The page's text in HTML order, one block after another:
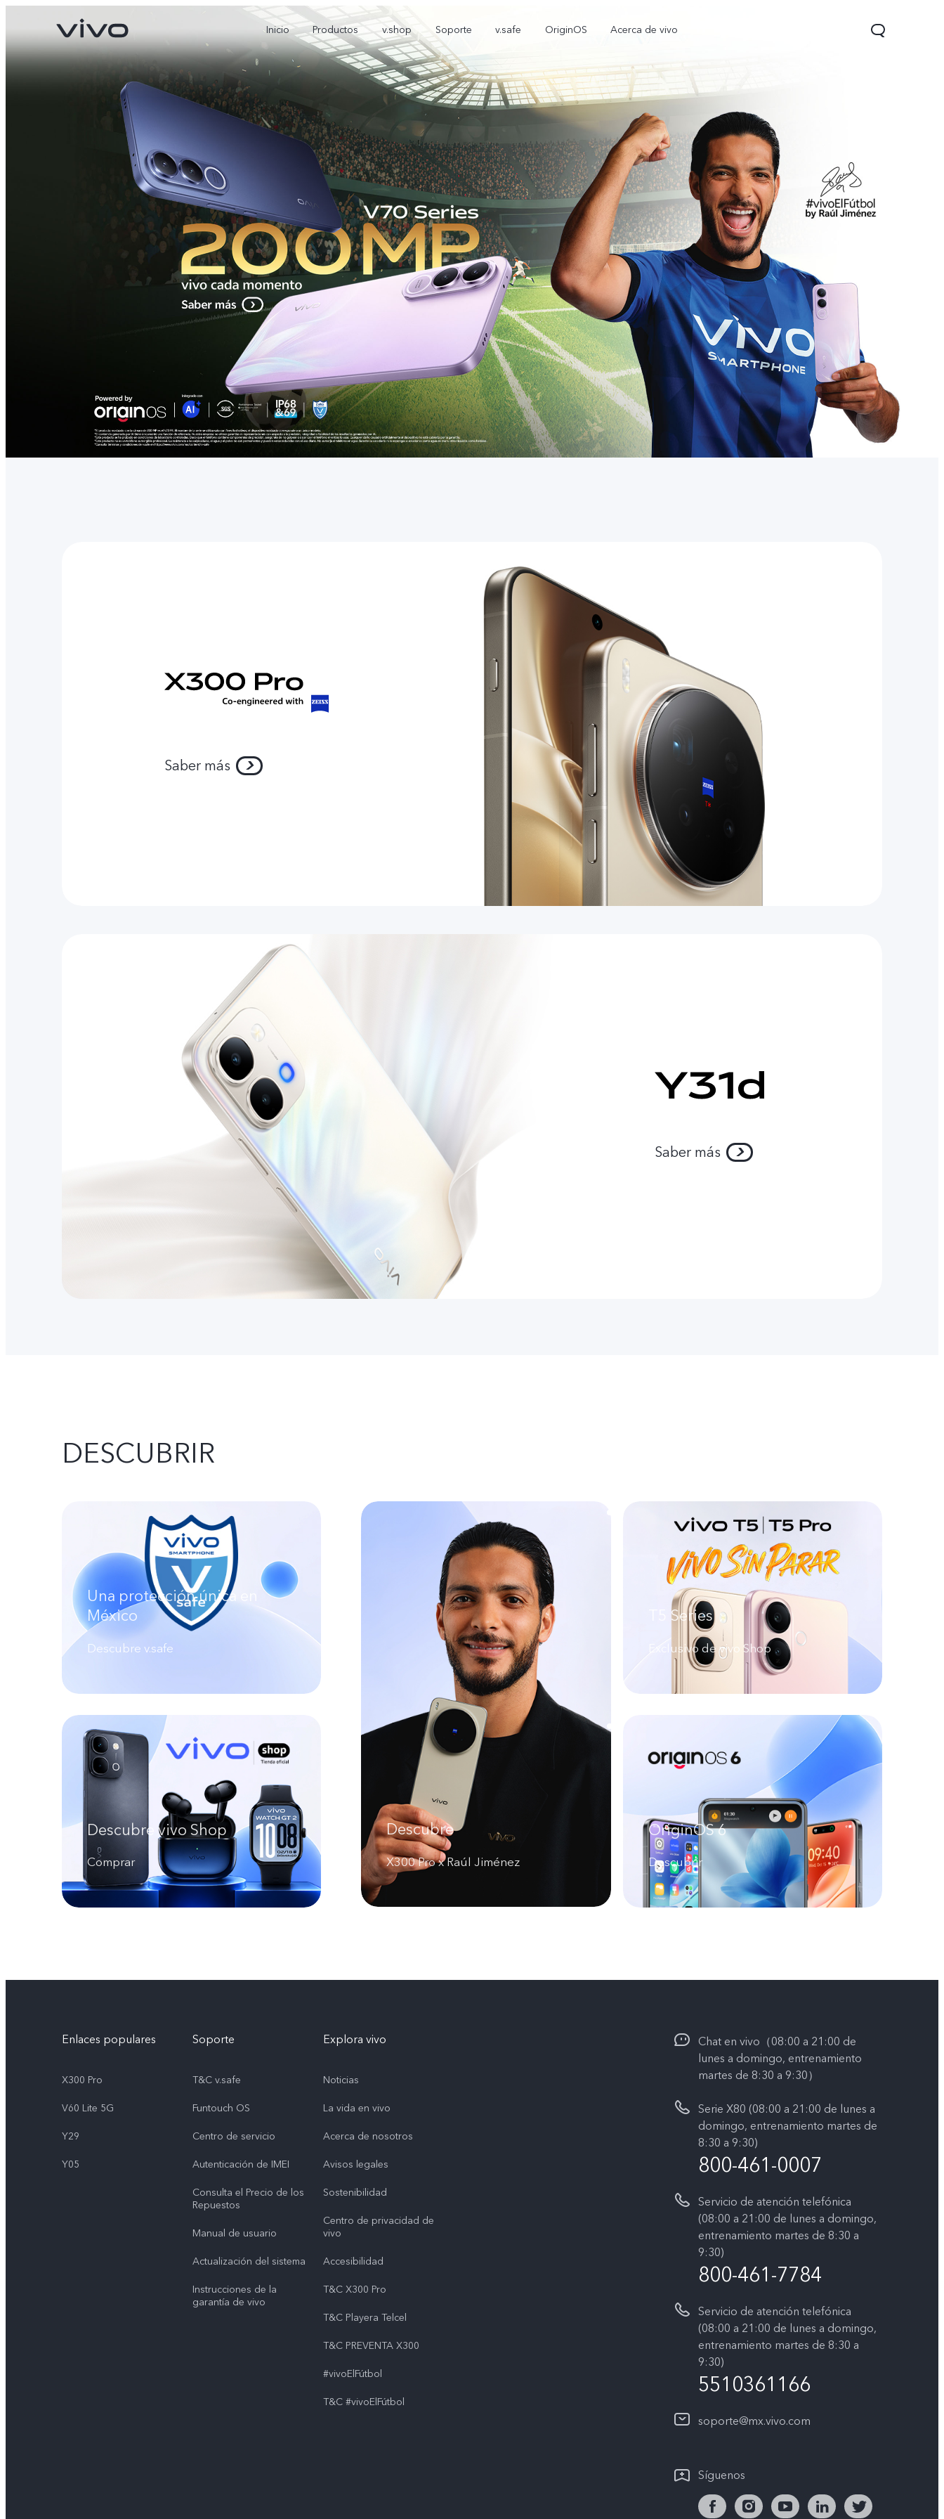
Inicio Productos v.shop Soporte v.safe OriginOS Acerca de vivo
V70 nuevo V70 FE nuevo Y05 T5 Pro nuevo T5
Saber más
Saber más
DESCUBRIR
Una protección única en
México
Descubre v.safe
Descubre
X300 Pro x Raúl Jiménez
T5 Series
Exclusivo de vivo Shop
Descubre vivo Shop
Comprar
OriginOS 6
Descubrir
Enlaces populares
X300 Pro
V60 Lite 5G
Y29
Y05
Soporte
T&C v.safe
Funtouch OS
Centro de servicio
Autenticación de IMEI
Consulta el Precio de los
Repuestos
Manual de usuario
Actualización del sistema
Instrucciones de la
garantía de vivo
Explora vivo
Noticias
La vida en vivo
Acerca de nosotros
Avisos legales
Sostenibilidad
Centro de privacidad de
vivo
Accesibilidad
T&C X300 Pro
T&C Playera Telcel
T&C PREVENTA X300
#vivoElFútbol
T&C #vivoElFútbol
Chat en vivo（08:00 a 21:00 de
lunes a domingo, entrenamiento
martes de 8:30 a 9:30）
Serie X80 (08:00 a 21:00 de lunes a
domingo, entrenamiento martes de
8:30 a 9:30)
800-461-0007
Servicio de atención telefónica
(08:00 a 21:00 de lunes a domingo,
entrenamiento martes de 8:30 a
9:30)
800-461-7784
Servicio de atención telefónica
(08:00 a 21:00 de lunes a domingo,
entrenamiento martes de 8:30 a
9:30)
5510361166
soporte@mx.vivo.com
Síguenos